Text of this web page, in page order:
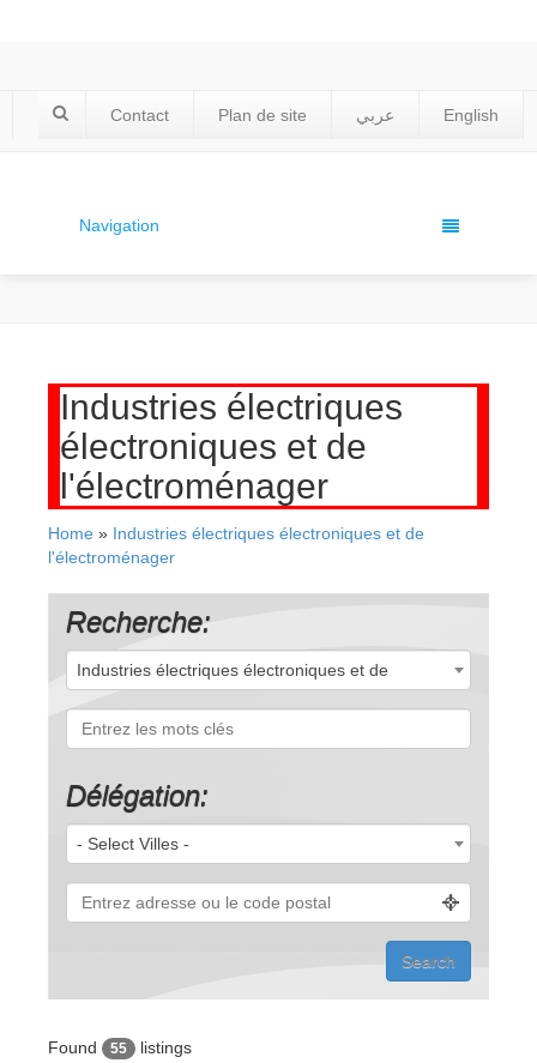
Contact Plan de site عربي English
Navigation
Industries électriques
électroniques et de
l'électroménager
Home » Industries électriques électroniques et de
l'électroménager
Recherche:
Industries électriques électroniques et de
l'électroménager (55)
Délégation:
- Select Villes -
Found 55 listings